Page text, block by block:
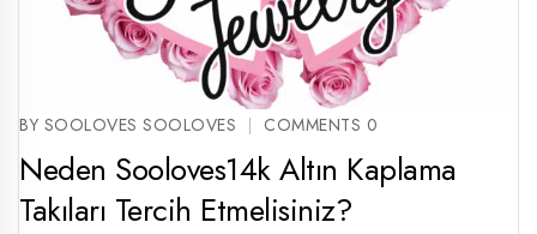
BY SOOLOVES SOOLOVES COMMENTS 0
Neden Sooloves14k Altın Kaplama
Takıları Tercih Etmelisiniz?